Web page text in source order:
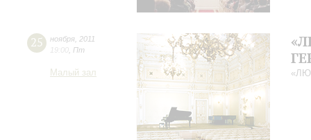
25 ноября 2011
19:00
Пт
Малый зал